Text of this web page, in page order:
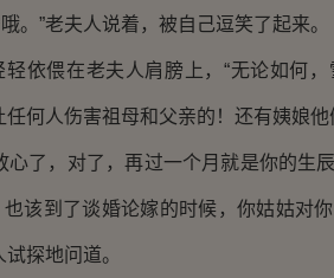
。”老夫人说着，被自己逗笑了起来。
偎在老夫人肩膀上，“无论如何，
任何人伤害祖母和父亲的！还有姨娘他
了，对了，再过一个月就是你的生辰
该到了谈婚论嫁的时候，你姑姑对
探地问道。